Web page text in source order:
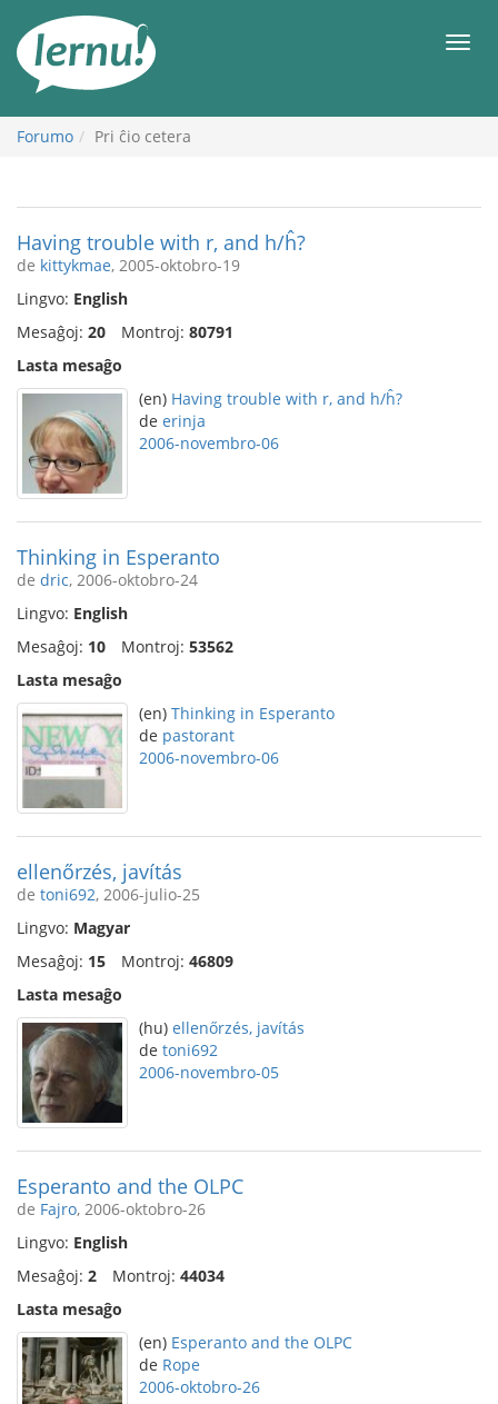
enhavo
Forumo Pri ĉio cetera
Having trouble with r, and h/ĥ?
de kittykmae, 2005-oktobro-19
Lingvo: English
Mesaĝoj: 20 Montroj: 80791
Lasta mesaĝo
(en) Having trouble with r, and h/ĥ?
de erinja
2006-novembro-06
Thinking in Esperanto
de dric, 2006-oktobro-24
Lingvo: English
Mesaĝoj: 10 Montroj: 53562
Lasta mesaĝo
(en) Thinking in Esperanto
de pastorant
2006-novembro-06
ellenőrzés, javítás
de toni692, 2006-julio-25
Lingvo: Magyar
Mesaĝoj: 15 Montroj: 46809
Lasta mesaĝo
(hu) ellenőrzés, javítás
de toni692
2006-novembro-05
Esperanto and the OLPC
de Fajro, 2006-oktobro-26
Lingvo: English
Mesaĝoj: 2 Montroj: 44034
Lasta mesaĝo
(en) Esperanto and the OLPC
de Rope
2006-oktobro-26